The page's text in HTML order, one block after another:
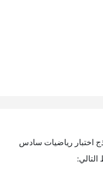
اختبار رياضيات سادس